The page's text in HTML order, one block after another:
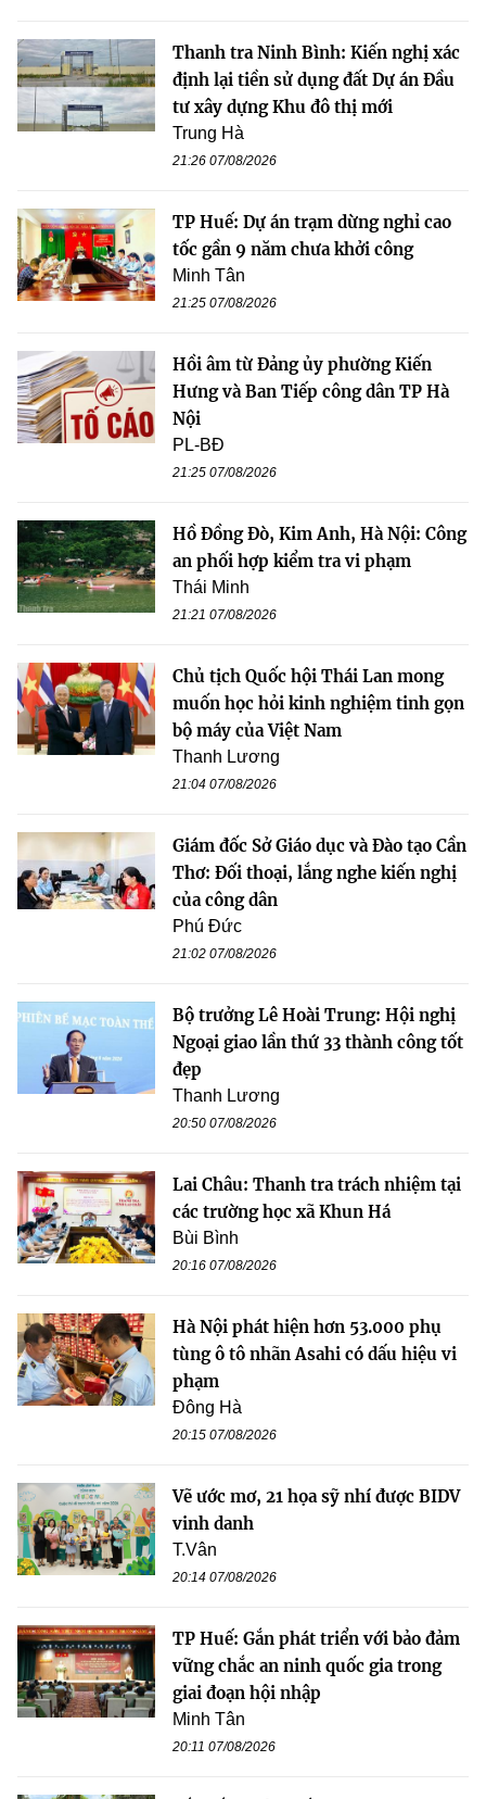
Thanh tra Ninh Bình: Kiến nghị xác
định lại tiền sử dụng đất Dự án Đầu
tư xây dựng Khu đô thị mới
Trung Hà
21:26 07/08/2026
TP Huế: Dự án trạm dừng nghỉ cao
tốc gần 9 năm chưa khởi công
Minh Tân
21:25 07/08/2026
Hồi âm từ Đảng ủy phường Kiến
Hưng và Ban Tiếp công dân TP Hà
Nội
PL-BĐ
21:25 07/08/2026
Hồ Đồng Đò, Kim Anh, Hà Nội: Công
an phối hợp kiểm tra vi phạm
Thái Minh
21:21 07/08/2026
Chủ tịch Quốc hội Thái Lan mong
muốn học hỏi kinh nghiệm tinh gọn
bộ máy của Việt Nam
Thanh Lương
21:04 07/08/2026
Giám đốc Sở Giáo dục và Đào tạo Cần
Thơ: Đối thoại, lắng nghe kiến nghị
của công dân
Phú Đức
21:02 07/08/2026
Bộ trưởng Lê Hoài Trung: Hội nghị
Ngoại giao lần thứ 33 thành công tốt
đẹp
Thanh Lương
20:50 07/08/2026
Lai Châu: Thanh tra trách nhiệm tại
các trường học xã Khun Há
Bùi Bình
20:16 07/08/2026
Hà Nội phát hiện hơn 53.000 phụ
tùng ô tô nhãn Asahi có dấu hiệu vi
phạm
Đông Hà
20:15 07/08/2026
Vẽ ước mơ, 21 họa sỹ nhí được BIDV
vinh danh
T.Vân
20:14 07/08/2026
TP Huế: Gắn phát triển với bảo đảm
vững chắc an ninh quốc gia trong
giai đoạn hội nhập
Minh Tân
20:11 07/08/2026